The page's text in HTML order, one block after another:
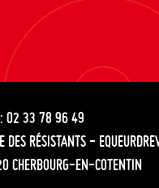
02 33 78 96 49
DES RÉSISTANTS -
CHERBOURG-EN-COTENTIN